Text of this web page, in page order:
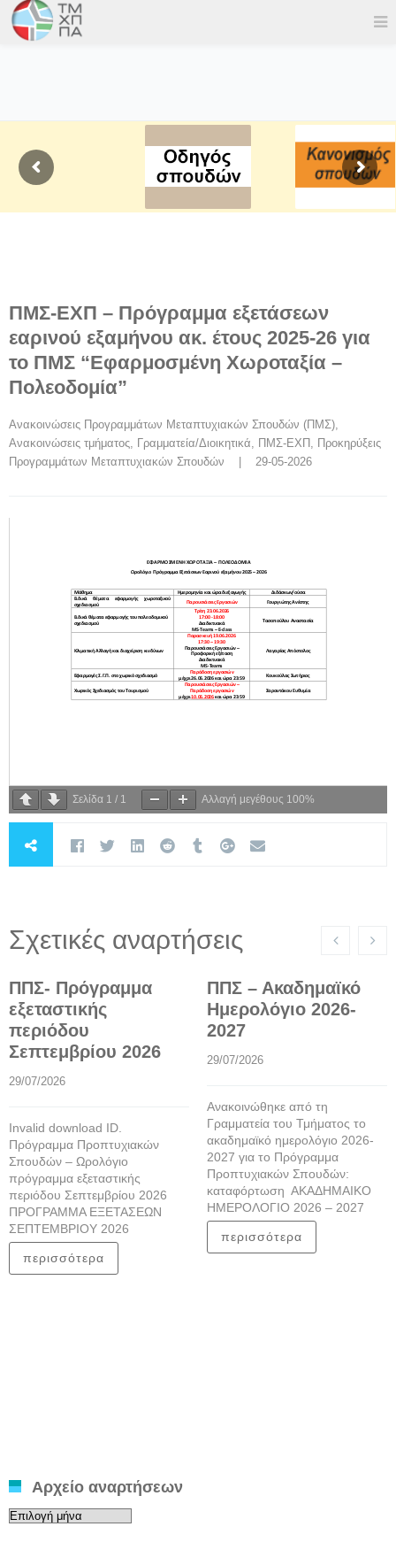
ΠΜΣ-ΕΧΠ – Πρόγραμμα εξετάσεων
εαρινού εξαμήνου ακ. έτους 2025-26 για
το ΠΜΣ “Εφαρμοσμένη Χωροταξία –
Πολεοδομία”
Ανακοινώσεις Προγραμμάτων Μεταπτυχιακών Σπουδών (ΠΜΣ)
Ανακοινώσεις τμήματος, Γραμματεία/Διοικητικά, ΠΜΣ-ΕΧΠ , Προκηρύξεις
Προγραμμάτων Μεταπτυχιακών Σπουδών
    |    29-05-2026
Σελίδα 1 / 1 Αλλαγή μεγέθους 100%
Σχετικές αναρτήσεις
ΠΠΣ- Πρόγραμμα
εξεταστικής
περιόδου
Σεπτεμβρίου 2026
29/07/2026
Invalid download ID.
Πρόγραμμα Προπτυχιακών
Σπουδών – Ωρολόγιο
πρόγραμμα εξεταστικής
περιόδου Σεπτεμβρίου 2026
ΠΡΟΓΡΑΜΜΑ ΕΞΕΤΑΣΕΩΝ
ΣΕΠΤΕΜΒΡΙΟΥ 2026
περισσότερα
ΠΠΣ – Ακαδημαϊκό
Ημερολόγιο 2026-
2027
29/07/2026
Ανακοινώθηκε από τη
Γραμματεία του Τμήματος το
ακαδημαϊκό ημερολόγιο 2026-
2027 για το Πρόγραμμα
Προπτυχιακών Σπουδών:
καταφόρτωση ΑΚΑΔΗΜΑΙΚΟ
ΗΜΕΡΟΛΟΓΙΟ 2026 – 2027
περισσότερα
Αρχείο αναρτήσεων
Αρχείο